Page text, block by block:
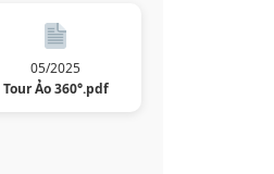
05/2025
Tour Ảo 360°.pdf